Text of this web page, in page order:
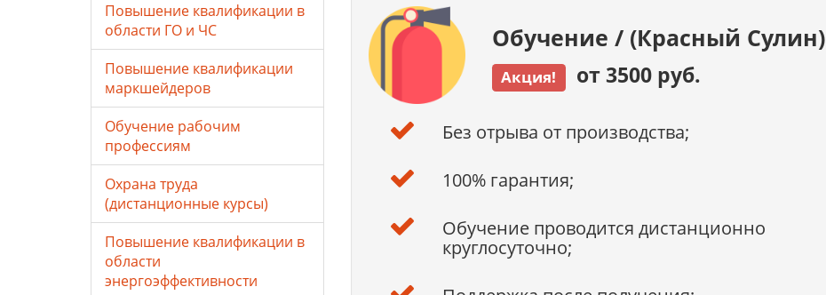
Обучение / (Красный Сулин)
Акция! от 3500 руб.
Без отрыва от производства;
100% гарантия;
Обучение проводится дистанционно
круглосуточно;
Повышение квалификации в
области ГО и ЧС
Повышение квалификации
маркшейдеров
Обучение рабочим
профессиям
Охрана труда
(дистанционные курсы)
Повышение квалификации в
области
энергоэффективности